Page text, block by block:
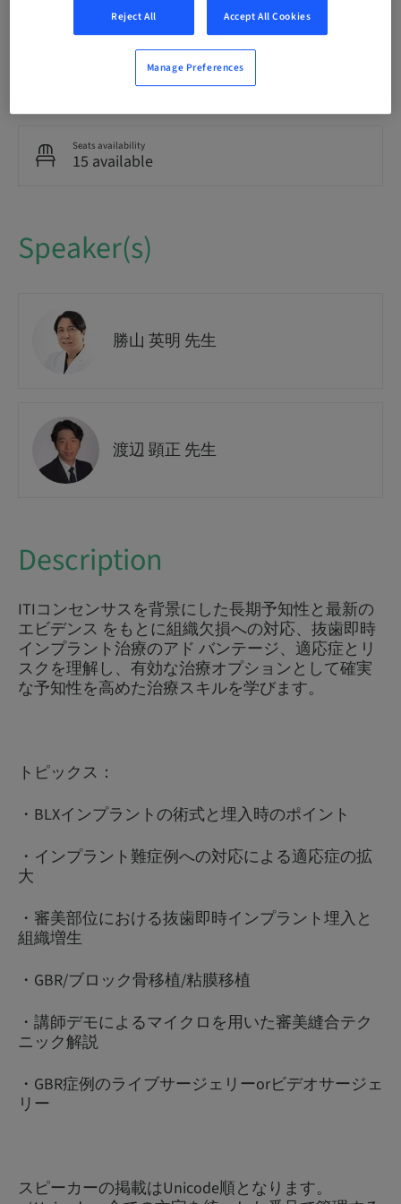
National
Seats availability
15 available
Speaker(s)
勝山 英明 先生
渡辺 顕正 先生
Description
ITIコンセンサスを背景にした長期予知性と最新の
エビデンス をもとに組織欠損への対応、抜歯即時
インプラント治療のアド バンテージ、適応症とリ
スクを理解し、有効な治療オプションとして確実
な予知性を高めた治療スキルを学びます。
トピックス：
・BLXインプラントの術式と埋入時のポイント
・インプラント難症例への対応による適応症の拡
大
・審美部位における抜歯即時インプラント埋入と
組織増生
・GBR/ブロック骨移植/粘膜移植
・講師デモによるマイクロを用いた審美縫合テク
ニック解説
・GBR症例のライブサージェリーorビデオサージェ
リー
スピーカーの掲載はUnicode順となります。
Reject All Accept All Cookies
Manage Preferences